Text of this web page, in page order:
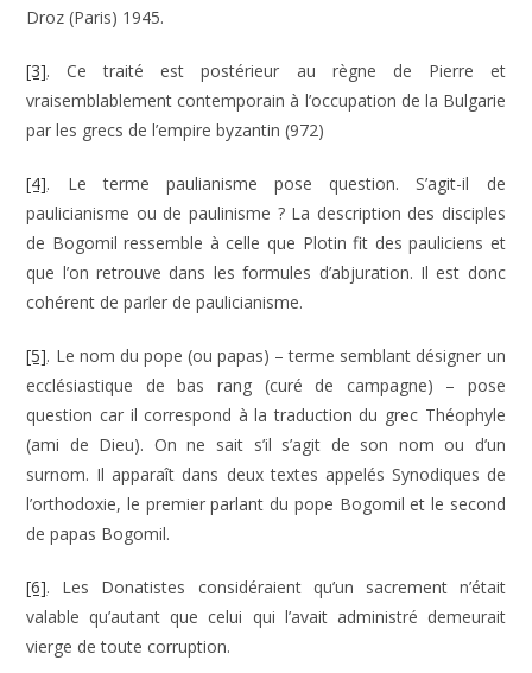
Droz (Paris) 1945.
[3]. Ce traité est postérieur au règne de Pierre et
vraisemblablement contemporain à l’occupation de la Bulgarie
par les grecs de l’empire byzantin (972)
[4]. Le terme paulianisme pose question. S’agit-il de
paulicianisme ou de paulinisme ? La description des disciples
de Bogomil ressemble à celle que Plotin fit des pauliciens et
que l’on retrouve dans les formules d’abjuration. Il est donc
cohérent de parler de paulicianisme.
[5]. Le nom du pope (ou papas) – terme semblant désigner un
ecclésiastique de bas rang (curé de campagne) – pose
question car il correspond à la traduction du grec Théophyle
(ami de Dieu). On ne sait s’il s’agit de son nom ou d’un
surnom. Il apparaît dans deux textes appelés Synodiques de
l’orthodoxie, le premier parlant du pope Bogomil et le second
de papas Bogomil.
[6]. Les Donatistes considéraient qu’un sacrement n’était
valable qu’autant que celui qui l’avait administré demeurait
vierge de toute corruption.